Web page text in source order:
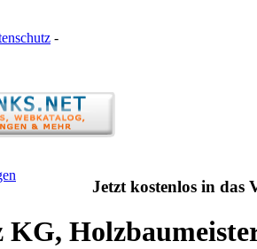
-
Jetzt kostenlos in das
KG,